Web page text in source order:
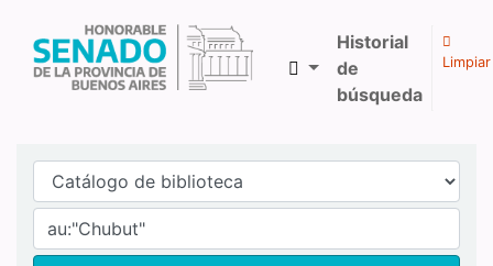
Historial
de
búsqueda
Limpiar